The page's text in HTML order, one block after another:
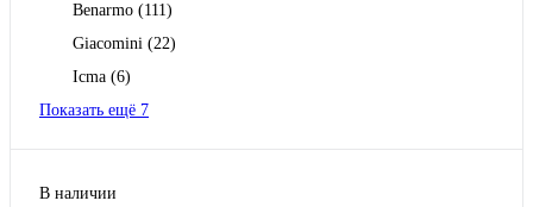
Benarmo (111)
Giacomini (22)
Icma (6)
Показать ещё 7
В наличии